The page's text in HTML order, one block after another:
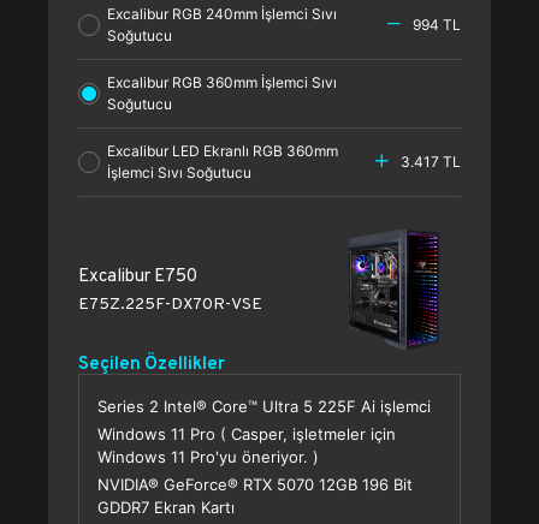
Excalibur RGB 240mm İşlemci Sıvı
Soğutucu
994 TL
Excalibur RGB 360mm İşlemci Sıvı
Soğutucu
Excalibur LED Ekranlı RGB 360mm
İşlemci Sıvı Soğutucu
3.417 TL
Excalibur E750
E75Z.225F-DX70R-VSE
Seçilen Özellikler
Series 2 Intel® Core™ Ultra 5 225F Ai işlemci
Windows 11 Pro ( Casper, işletmeler için
Windows 11 Pro'yu öneriyor. )
NVIDIA® GeForce® RTX 5070 12GB 196 Bit
GDDR7 Ekran Kartı